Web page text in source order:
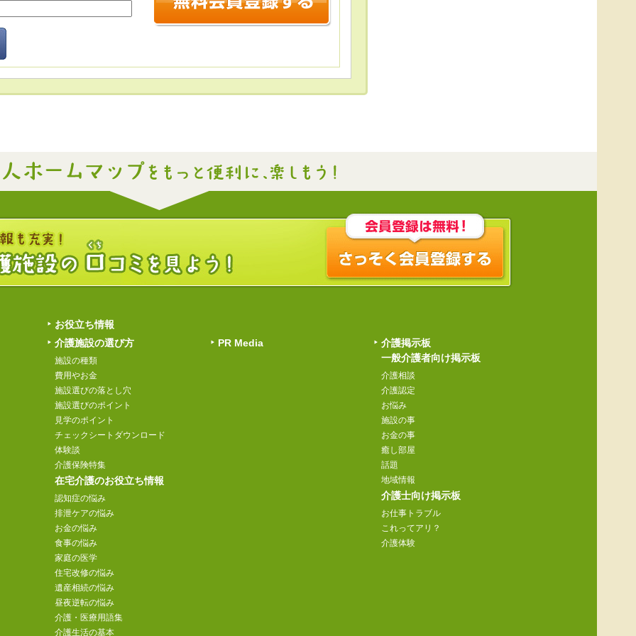
お役立ち情報
介護施設の選び方
施設の種類
費用やお金
施設選びの落とし穴
施設選びのポイント
見学のポイント
チェックシートダウンロード
体験談
介護保険特集
在宅介護のお役立ち情報
認知症の悩み
排泄ケアの悩み
お金の悩み
食事の悩み
家庭の医学
住宅改修の悩み
遺産相続の悩み
昼夜逆転の悩み
介護・医療用語集
介護生活の基本
PR Media
介護掲示板
一般介護者向け掲示板
介護相談
介護認定
お悩み
施設の事
お金の事
癒し部屋
話題
地域情報
介護士向け掲示板
お仕事トラブル
これってアリ？
介護体験